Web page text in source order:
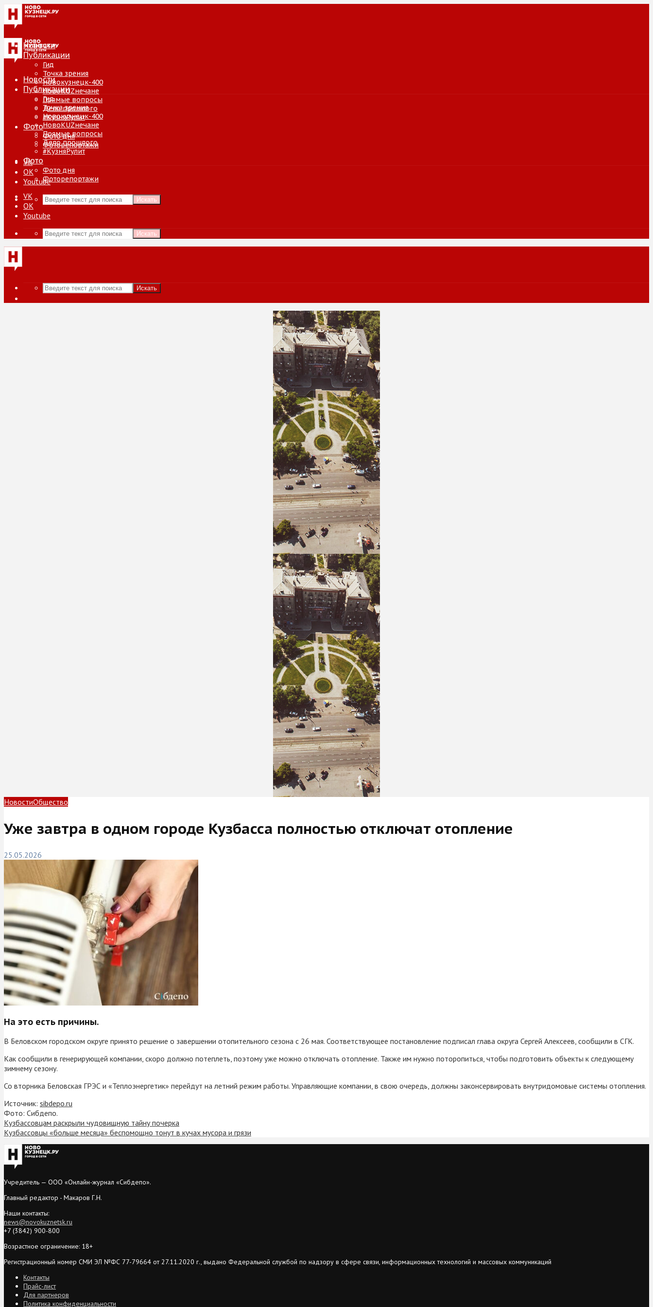
Новости
Публикации
Гид
Точка зрения
Новокузнецк-400
НовоKUZнечане
Прямые вопросы
Дело прошлого
#КузняРулит
Фото
Фото дня
Фоторепортажи
VK
ОК
Youtube
Искать
Новости
Публикации
Гид
Точка зрения
Новокузнецк-400
НовоKUZнечане
Прямые вопросы
Дело прошлого
#КузняРулит
Фото
Фото дня
Фоторепортажи
VK
ОК
Youtube
Искать
Искать
НовостиОбщество
Уже завтра в одном городе Кузбасса полностью отключат отопление
25.05.2026
На это есть причины.
В Беловском городском округе принято решение о завершении отопительного сезона с 26 мая. Соответствующее постановление подписал глава округа Сергей Алексеев, сообщили в СГК.
Как сообщили в генерирующей компании, скоро должно потеплеть, поэтому уже можно отключать отопление. Также им нужно поторопиться, чтобы подготовить объекты к следующему
зимнему сезону.
Со вторника Беловская ГРЭС и «Теплоэнергетик» перейдут на летний режим работы. Управляющие компании, в свою очередь, должны законсервировать внутридомовые системы отопления.
Источник: sibdepo.ru
Фото: Сибдепо.
Кузбассовцам раскрыли чудовищную тайну почерка
Кузбассовцы «больше месяца» беспомощно тонут в кучах мусора и грязи
Учредитель — ООО «Онлайн-журнал «Сибдепо».
Главный редактор - Макаров Г.Н.
Наши контакты:
news@novokuznetsk.ru
+7 (3842) 900-800
Возрастное ограничение: 18+
Регистрационный номер СМИ ЭЛ №ФС 77-79664 от 27.11.2020 г., выдано Федеральной службой по надзору в сфере связи, информационных технологий и массовых коммуникаций
Контакты
Прайс-лист
Для партнеров
Политика конфиденциальности